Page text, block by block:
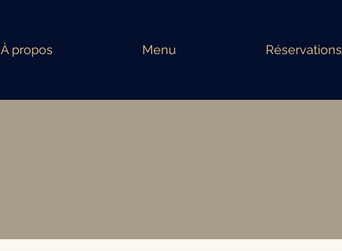
À propos Menu Réservations